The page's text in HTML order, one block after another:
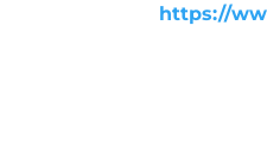
https://